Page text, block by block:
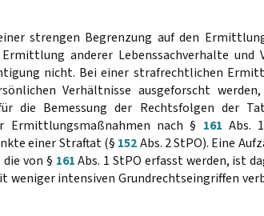
strengen Begrenzung auf den
anderer Lebenssachverhalte und
nicht. Bei einer strafrechtlichen
Verhältnisse ausgeforscht
die Bemessung der Rechtsfolgen der
Ermittlungsmaßnahmen nach § 161 Abs.
einer Straftat (§ 152Abs. 2 StPO). Eine
von § 161Abs. 1 StPO erfasst werden, ist
weniger intensiven Grundrechtseingriffen